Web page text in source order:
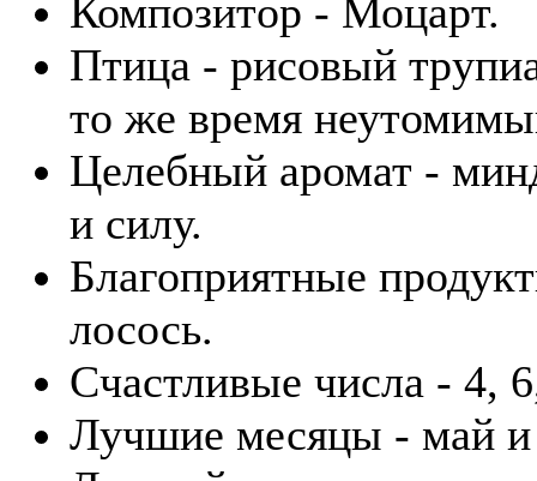
Композитор - Моцарт.
Птица - рисовый
то же время
Целебный аромат -
и силу.
Благоприятные
лосось.
Счастливые числа - 4,
Лучшие месяцы - май